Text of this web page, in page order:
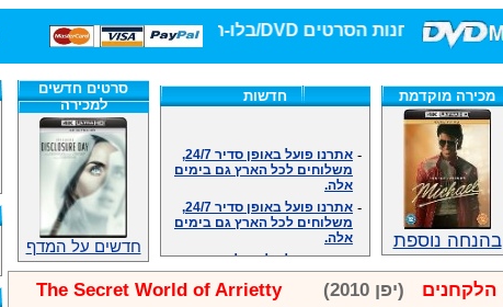
חנות הסרטים DVD/בלו-ריי/3D הגדולה ביותר!
מכירה מוקדמת
בהנחה נוספת
חדשות
משלוחים לכל הארץ גם בימים
אלה.
משלוחים לכל הארץ גם בימים
אלה.
אנחנו כאן לכול שאלה וזמינים
במענה הטלפוני שלנו.ובמייל
.האתר לרשותכם פעיל 24/7
-מענה טלפוני: 09-7652392
סרטים חדשים
למכירה
חדשים על המדף
הלקחנים (יפן 2010) The Secret World of Arrietty